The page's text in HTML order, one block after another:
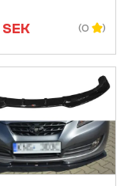
SEK (0
Visa